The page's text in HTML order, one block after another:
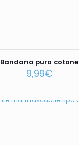
Bandana puro cotone
9,99€